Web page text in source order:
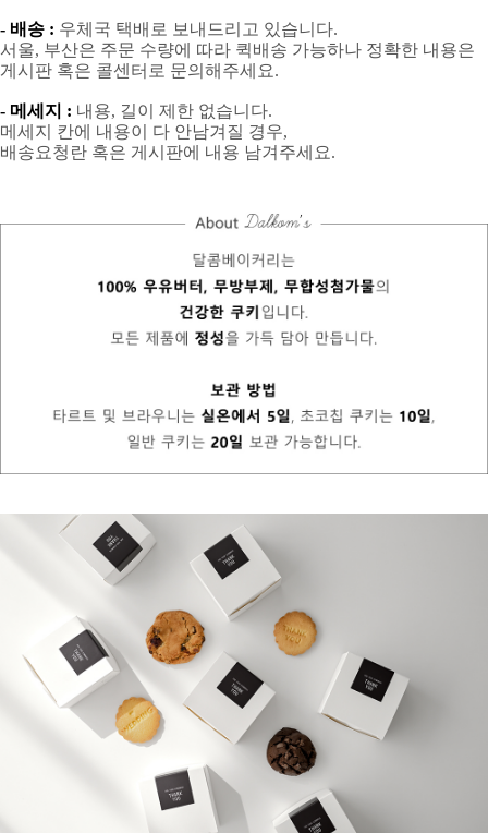
- 배송 : 우체국 택배로 보내드리고 있습니다.
서울, 부산은 주문 수량에 따라 퀵배송 가능하나 정확한 내용은
게시판 혹은 콜센터로 문의해주세요.
- 메세지 : 내용, 길이 제한 없습니다.
메세지 칸에 내용이 다 안남겨질 경우,
배송요청란 혹은 게시판에 내용 남겨주세요.